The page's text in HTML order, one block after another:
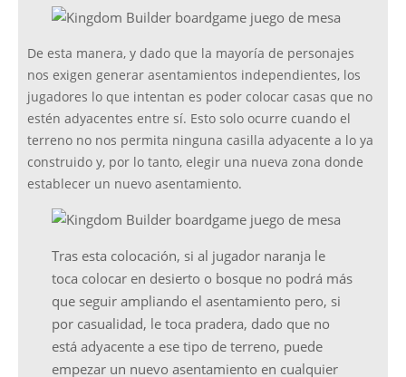
De esta manera, y dado que la mayoría de personajes
nos exigen generar asentamientos independientes, los
jugadores lo que intentan es poder colocar casas que no
estén adyacentes entre sí. Esto solo ocurre cuando el
terreno no nos permita ninguna casilla adyacente a lo ya
construido y, por lo tanto, elegir una nueva zona donde
establecer un nuevo asentamiento.
Tras esta colocación, si al jugador naranja le
toca colocar en desierto o bosque no podrá más
que seguir ampliando el asentamiento pero, si
por casualidad, le toca pradera, dado que no
está adyacente a ese tipo de terreno, puede
empezar un nuevo asentamiento en cualquier